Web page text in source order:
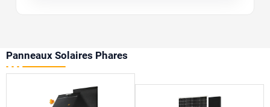
Panneaux Solaires Phares